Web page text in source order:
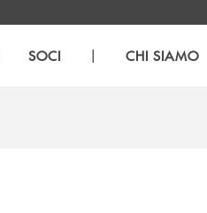
SOCI | CHI SIAMO